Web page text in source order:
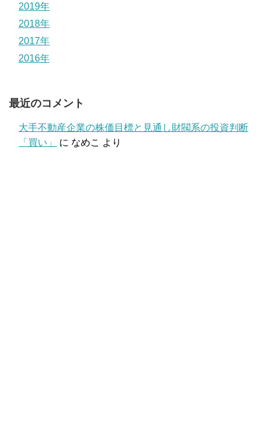
2019年
2018年
2017年
2016年
最近のコメント
大手不動産企業の株価目標と見通し財閥系の投資判断
「買い」
に なめこ より